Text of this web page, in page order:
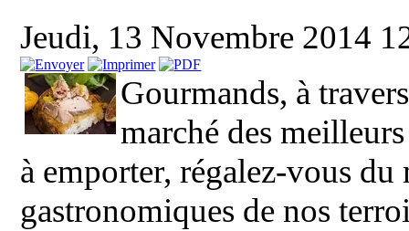
Jeudi, 13 Novembre 2014
Gourmands, à
marché des
à emporter, régalez-vous
gastronomiques de nos